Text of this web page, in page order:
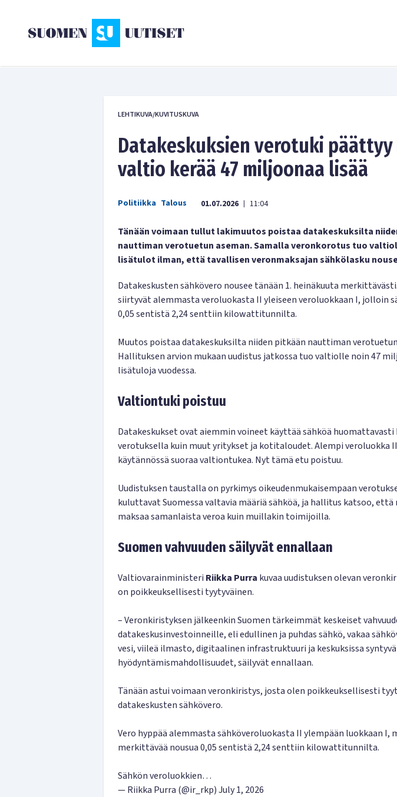
LEHTIKUVA/KUVITUSKUVA
Datakeskuksien verotuki päättyy
valtio kerää 47 miljoonaa lisää
Politiikka Talous 01.07.2026 | 11:04
Tänään voimaan tullut lakimuutos poistaa datakeskuksilta
nauttiman verotuetun aseman. Samalla veronkorotus tuo
lisätulot ilman, että tavallisen veronmaksajan sähkölasku
Datakeskusten sähkövero nousee tänään 1. heinäkuuta
siirtyvät alemmasta veroluokasta II yleiseen veroluokkaan I, jolloin
0,05 sentistä 2,24 senttiin kilowattitunnilta.
Muutos poistaa datakeskuksilta niiden pitkään nauttiman
Hallituksen arvion mukaan uudistus jatkossa tuo valtiolle noin 47
lisätuloja vuodessa.
Valtiontuki poistuu
Datakeskukset ovat aiemmin voineet käyttää sähköä huomattavasti
verotuksella kuin muut yritykset ja kotitaloudet. Alempi veroluokka
käytännössä suoraa valtiontukea. Nyt tämä etu poistuu.
Uudistuksen taustalla on pyrkimys oikeudenmukaisempaan
kuluttavat Suomessa valtavia määriä sähköä, ja hallitus katsoo, että
maksaa samanlaista veroa kuin muillakin toimijoilla.
Suomen vahvuuden säilyvät ennallaan
Valtiovarainministeri Riikka Purra kuvaa uudistuksen olevan
on poikkeuksellisesti tyytyväinen.
– Veronkiristyksen jälkeenkin Suomen tärkeimmät keskeiset
datakeskusinvestoinneille, eli edullinen ja puhdas sähkö, vakaa
vesi, viileä ilmasto, digitaalinen infrastruktuuri ja keskuksissa
hyödyntämismahdollisuudet, säilyvät ennallaan.
Tänään astui voimaan veronkiristys, josta olen poikkeuksellisesti
datakeskusten sähkövero.
Vero hyppää alemmasta sähköveroluokasta II ylempään luokkaan I,
merkittävää nousua 0,05 sentistä 2,24 senttiin kilowattitunnilta.
Sähkön veroluokkien…
— Riikka Purra (@ir_rkp)July 1, 2026